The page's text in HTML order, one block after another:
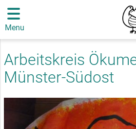
Menu
Arbeitskreis
Münster-Südost